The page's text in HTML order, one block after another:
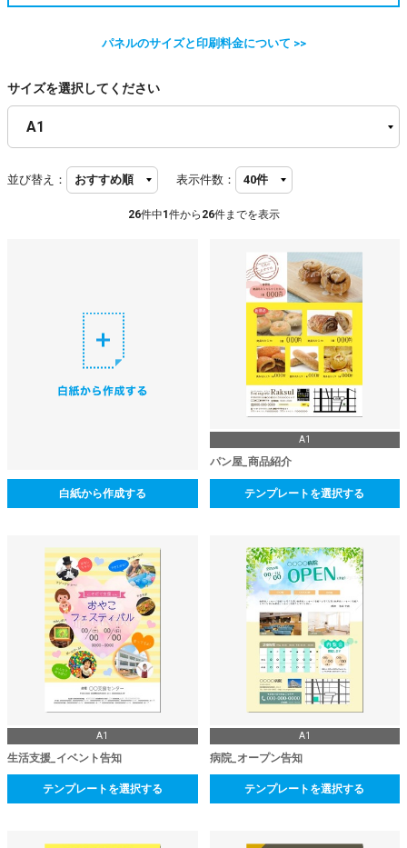
パネルのサイズと印刷料金について >>
サイズを選択してください
並び替え： 表示件数：
26件中1 件から 26件までを表示
白紙から作成する
A1
パン屋_商品紹介
テンプレートを選択する
A1
生活支援_イベント告知
テンプレートを選択する
A1
病院_オープン告知
テンプレートを選択する